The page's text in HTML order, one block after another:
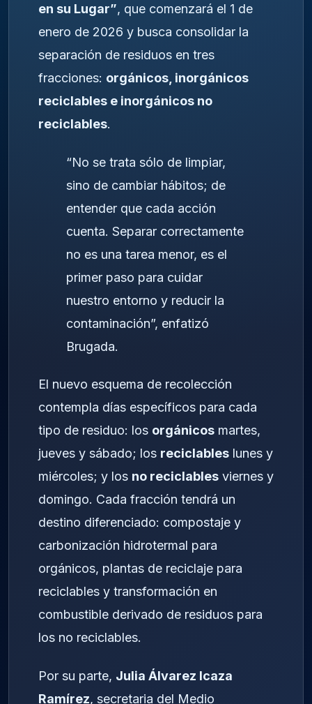
en su Lugar”, que comenzará el 1 de
enero de 2026 y busca consolidar la
separación de residuos en tres
fracciones: orgánicos, inorgánicos
reciclables e inorgánicos no
reciclables.
“No se trata sólo de limpiar,
sino de cambiar hábitos; de
entender que cada acción
cuenta. Separar correctamente
no es una tarea menor, es el
primer paso para cuidar
nuestro entorno y reducir la
contaminación”, enfatizó
Brugada.
El nuevo esquema de recolección
contempla días específicos para cada
tipo de residuo: los orgánicos martes,
jueves y sábado; los reciclables lunes y
miércoles; y los no reciclables viernes y
domingo. Cada fracción tendrá un
destino diferenciado: compostaje y
carbonización hidrotermal para
orgánicos, plantas de reciclaje para
reciclables y transformación en
combustible derivado de residuos para
los no reciclables.
Por su parte, Julia Álvarez Icaza
Ramírez, secretaria del Medio